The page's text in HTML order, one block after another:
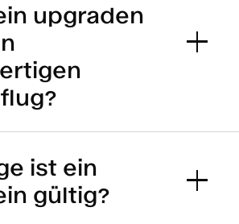
upgraden
ist ein
gültig?